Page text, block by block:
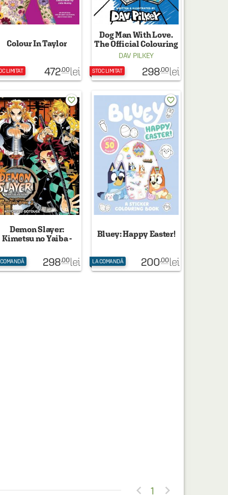
Colour In Taylor
LIMITAT 472.00 lei
Dog Man With Love.
The Official Colouring
Book
DAV PILKEY
STOC LIMITAT 298.00 lei
Demon Slayer:
Kimetsu no Yaiba -
Book 2298.00 lei
favorite_border
Bluey: Happy Easter!
LA COMANDĂ 200.00 lei
favorite_border
 1 